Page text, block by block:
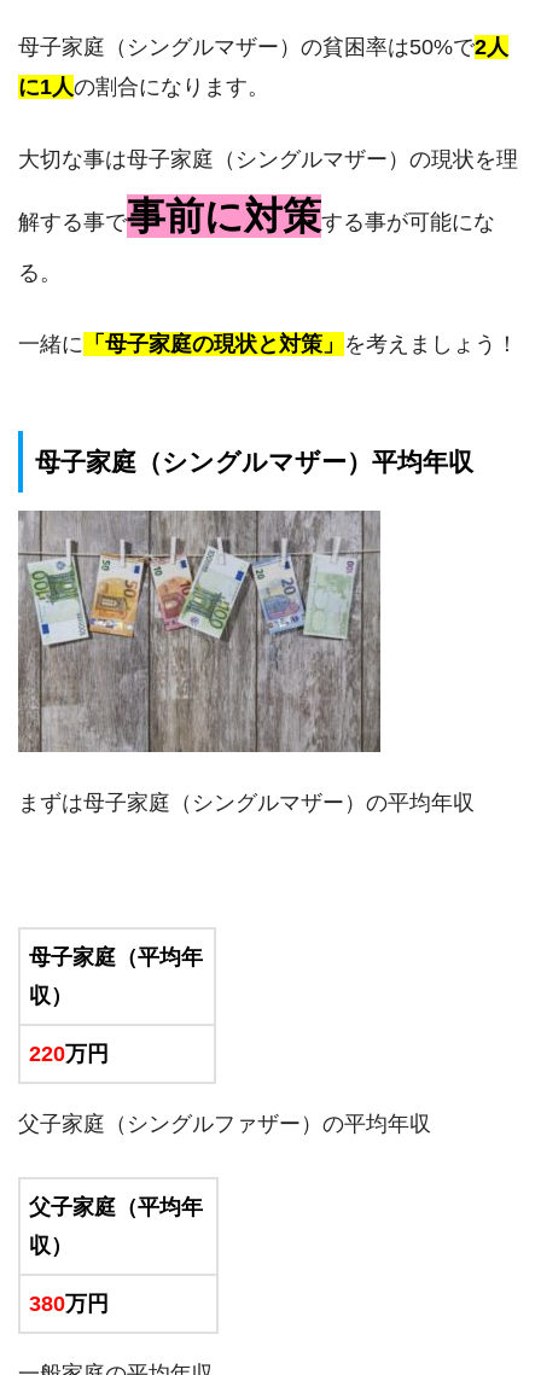
母子家庭（シングルマザー）の貧困率は50%で2人
に1人の割合になります。
大切な事は母子家庭（シングルマザー）の現状を理
解する事で事前に対策する事が可能にな
る。
一緒に 「母子家庭の現状と対策」 を考えましょう！
母子家庭（シングルマザー）平均年収
まずは母子家庭（シングルマザー）の平均年収
母子家庭（平均年
収）
220万円
父子家庭（シングルファザー）の平均年収
父子家庭（平均年
収）
380万円